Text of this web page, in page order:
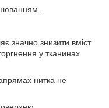
значно знизити вміст
у тканинах
нитка не